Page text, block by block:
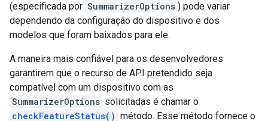
(especificada por SummarizerOptions ) pode variar
dependendo da configuração do dispositivo e dos
modelos que foram baixados para ele.
A maneira mais confiável para os desenvolvedores
garantirem que o recurso de API pretendido seja
compatível com um dispositivo com as
SummarizerOptions solicitadas é chamar o
checkFeatureStatus() método. Esse método fornece o